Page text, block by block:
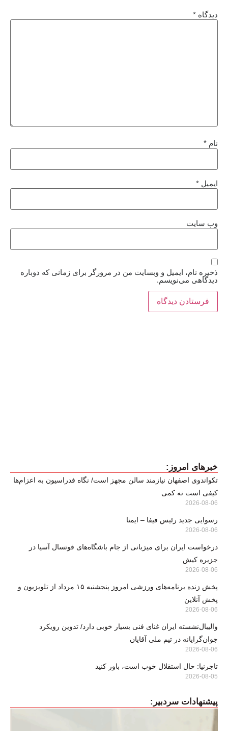
دیدگاه *
نام *
ایمیل *
وب‌ سایت
ذخیره نام، ایمیل و وبسایت من در مرورگر برای زمانی که دوباره
دیدگاهی می‌نویسم.
خبرهای امروز:
تکواندوی اصفهان نیازمند سالن مجهز است/ نگاه فدراسیون به اعزام‌ها
کیفی است نه کمی
2026-08-06
رسوایی جدید رئیس فیفا – ایمنا
2026-08-06
درخواست ایران برای میزبانی از جام باشگاه‌های فوتسال آسیا در
جزیره کیش
2026-08-06
پخش زنده برنامه‌های ورزشی امروز پنجشنبه ۱۵ مرداد از تلویزیون و
پخش آنلاین
2026-08-06
والیبال‌نشسته ایران غنای فنی بسیار خوبی دارد/ تدوین رویکرد
جوان‌گرایانه در تیم ملی آقایان
2026-08-06
تاجرنیا: حال استقلال خوب است، باور کنید
2026-08-05
پیشنهادات سردبیر: